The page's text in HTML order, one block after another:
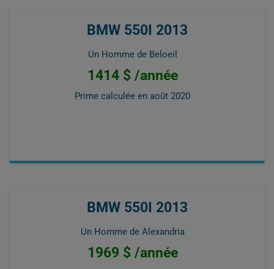
BMW 550I 2013
Un Homme de Beloeil
1414 $ /année
Prime calculée en août 2020
BMW 550I 2013
Un Homme de Alexandria
1969 $ /année